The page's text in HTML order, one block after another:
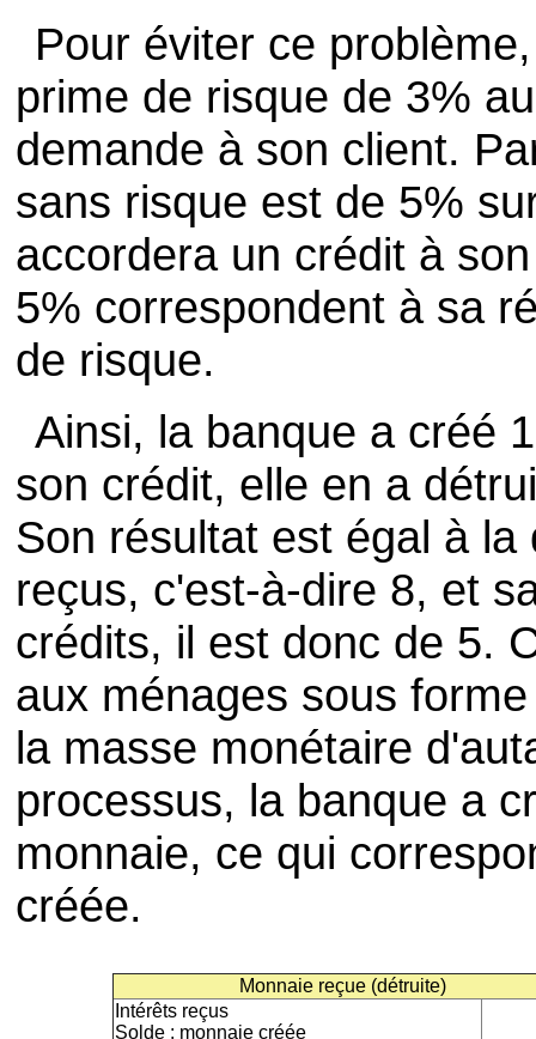
Pour éviter ce
prime de risque de 3%
demande à son client.
sans risque est de 5%
accordera un crédit à
5% correspondent à sa
de risque.
Ainsi, la banque a créé
son crédit, elle en a
Son résultat est égal à
reçus, c'est-à-dire 8, et
crédits, il est donc de 5.
aux ménages sous
la masse monétaire
processus, la banque a
monnaie, ce qui
créée.
Monnaie reçue (détruite)
Intérêts reçus
Solde : monnaie créée